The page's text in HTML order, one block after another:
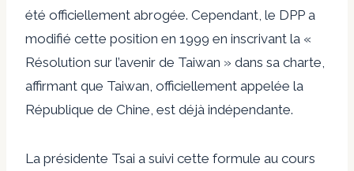
été officiellement abrogée. Cependant, le DPP a
modifié cette position en 1999 en inscrivant la «
Résolution sur l’avenir de Taiwan » dans sa charte,
affirmant que Taiwan, officiellement appelée la
République de Chine, est déjà indépendante.
La présidente Tsai a suivi cette formule au cours